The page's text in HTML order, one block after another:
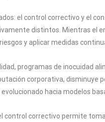
el control correctivo y el
distintos. Mientras el
y aplicar medidas
programas de inocuidad
corporativa,
hacia modelos
control correctivo permite